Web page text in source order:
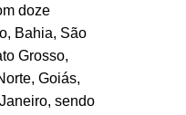
doze
Bahia, São
Grosso,
Goiás,
sendo